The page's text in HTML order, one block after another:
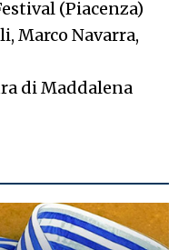
(Piacenza)
Marco Navarra,
di Maddalena